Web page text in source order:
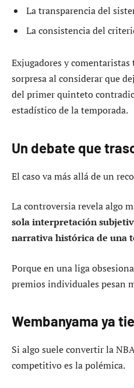
La transparencia del
La consistencia del
Exjugadores y
sorpresa al considerar que
del primer quinteto
estadístico de la temporada.
Un debate que
El caso va más allá de un
La controversia revela algo
sola interpretación
narrativa histórica de una
Porque en una liga
premios individuales pesan
Wembanyama ya
Si algo suele convertir la
competitivo es la polémica.